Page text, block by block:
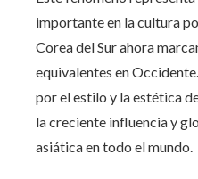
importante en la cultura
Corea del Sur ahora
equivalentes en
por el estilo y la estética
la creciente influencia y
asiática en todo el mundo.